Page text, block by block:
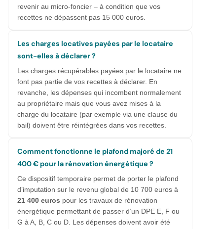
revenir au micro-foncier – à condition que vos
recettes ne dépassent pas 15 000 euros.
Les charges locatives payées par le locataire
sont-elles à déclarer ?
Les charges récupérables payées par le locataire ne
font pas partie de vos recettes à déclarer. En
revanche, les dépenses qui incombent normalement
au propriétaire mais que vous avez mises à la
charge du locataire (par exemple via une clause du
bail) doivent être réintégrées dans vos recettes.
Comment fonctionne le plafond majoré de 21
400 € pour la rénovation énergétique ?
Ce dispositif temporaire permet de porter le plafond
d’imputation sur le revenu global de 10 700 euros à
21 400 euros pour les travaux de rénovation
énergétique permettant de passer d’un DPE E, F ou
G à A, B, C ou D. Les dépenses doivent avoir été